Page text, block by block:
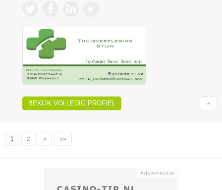
BEKIJK VOLLEDIG PROFIEL
1 2 » »»